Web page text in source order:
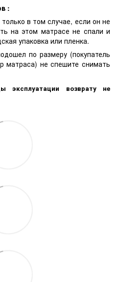
:
в том случае, если он не
на этом матрасе не спали и
упаковка или пленка.
по размеру (покупатель
матраса) не спешите снимать
эксплуатации возврату не